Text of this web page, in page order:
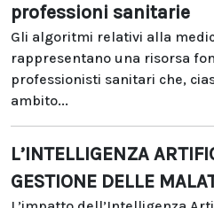
professioni sanitarie
Gli algoritmi relativi alla
rappresentano una risorsa
professionisti sanitari che,
ambito...
L’INTELLIGENZA
GESTIONE DELLE